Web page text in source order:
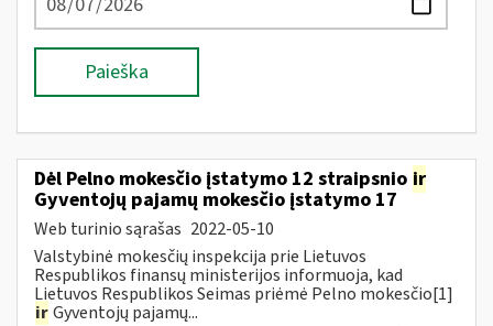
Paieška
Dėl Pelno mokesčio įstatymo 12 straipsnio ir
Gyventojų pajamų mokesčio įstatymo 17
Web turinio sąrašas 2022-05-10
Valstybinė mokesčių inspekcija prie Lietuvos
Respublikos finansų ministerijos informuoja, kad
Lietuvos Respublikos Seimas priėmė Pelno mokesčio[1]
irGyventojų pajamų...